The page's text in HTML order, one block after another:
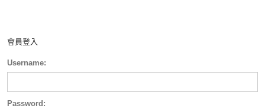
會員登入
Username:
Password: